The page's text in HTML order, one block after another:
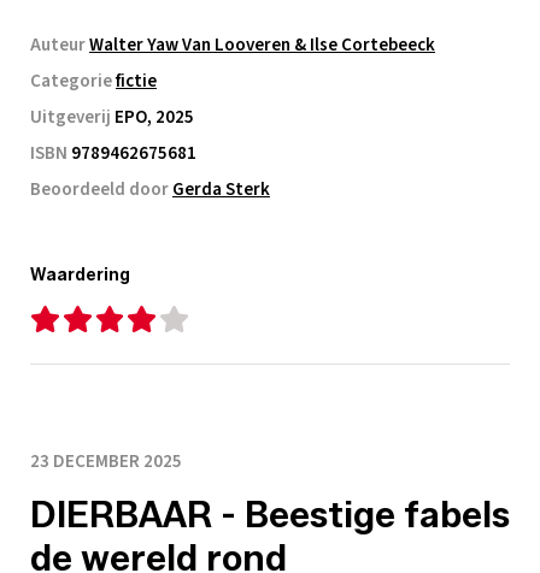
AuteurWalter Yaw Van Looveren & Ilse Cortebeeck
Categoriefictie
Uitgeverij EPO, 2025
ISBN 9789462675681
Beoordeeld doorGerda Sterk
Waardering
23 DECEMBER 2025
DIERBAAR - Beestige fabels
de wereld rond